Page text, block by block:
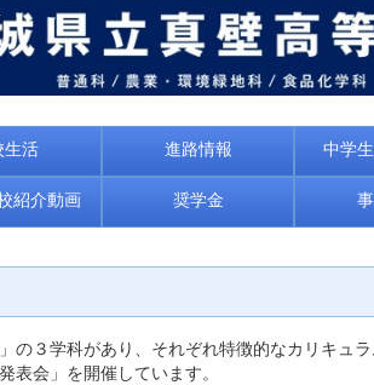
生活 進路情報 中学
紹介動画 奨学金
の３学科があり、それぞれ特徴的なカリキュ
会」を開催しています。